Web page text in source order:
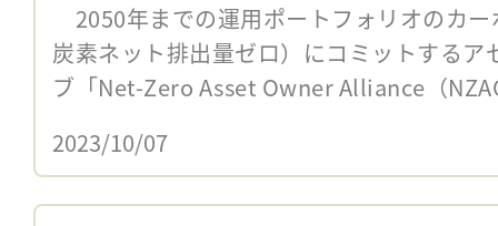
2050年までの運用ポートフォリオのカ
炭素ネット排出量ゼロ）にコミットする
ブ「Net-Zero Asset Owner Alliance（
2023/10/07